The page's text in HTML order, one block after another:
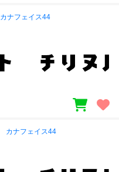
カナフェイス44
カナフェイス44